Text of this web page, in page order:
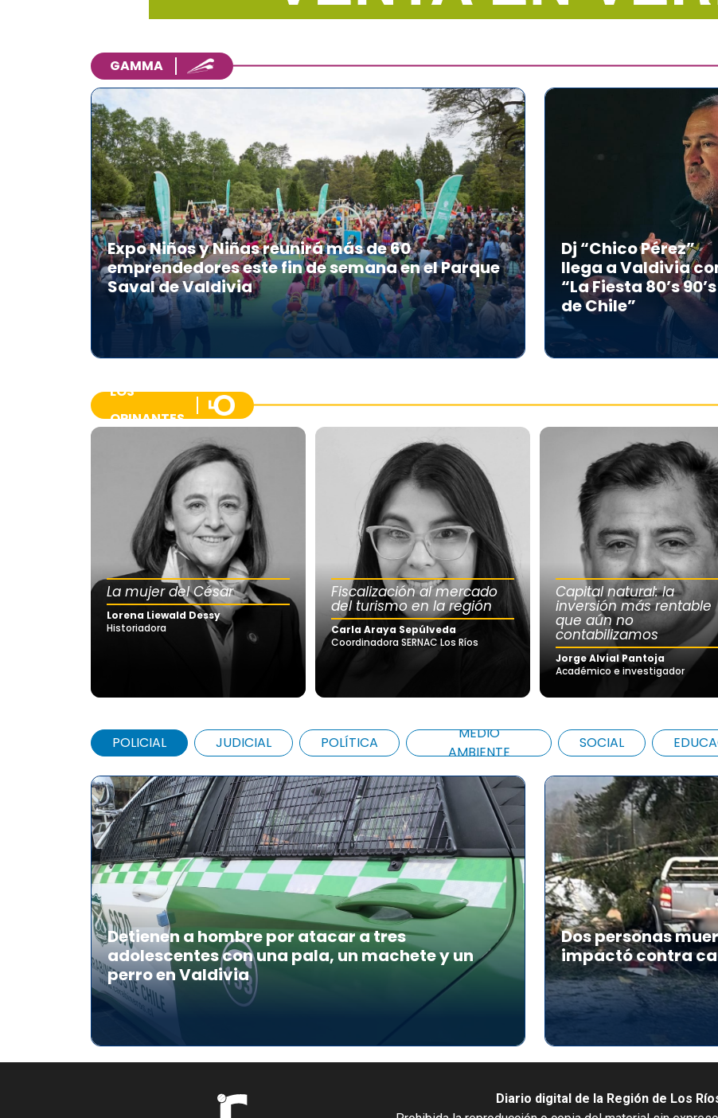
GAMMA
Expo Niños y Niñas reunirá más de 60
emprendedores este fin de semana en el Parque
Saval de Valdivia
Dj “Chico Pérez”
llega a Valdivia
“La Fiesta 80’s 90’s
de Chile”
LOS
OPINANTES
La mujer del César
Lorena Liewald Dessy
Historiadora
Fiscalización al mercado
del turismo en la región
Carla Araya Sepúlveda
Coordinadora SERNAC Los Ríos
Capital natural: la
inversión más rentable
que aún no
contabilizamos
Jorge Alvial Pantoja
Académico e investigador
POLICIAL JUDICIAL POLÍTICA
MEDIO
AMBIENTE
SOCIAL
Detienen a hombre por atacar a tres
adolescentes con una pala, un machete y un
perro en Valdivia
Dos personas
impactó contra
Diario digital de la Región de Los